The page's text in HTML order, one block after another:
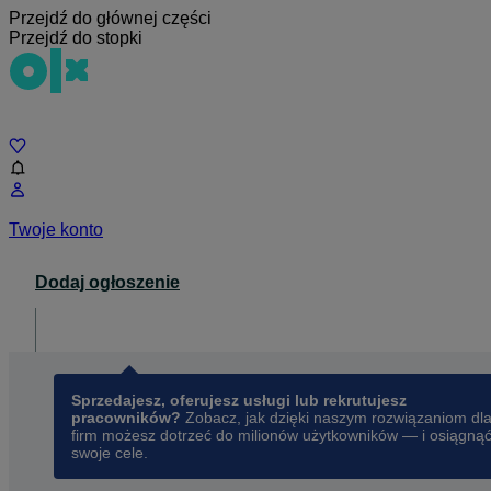
Przejdź do głównej części
Przejdź do stopki
Twoje konto
Dodaj ogłoszenie
Sprzedajesz, oferujesz usługi lub rekrutujesz
pracowników? Zobacz, jak dzięki naszym rozwiązaniom dla
firm możesz dotrzeć do milionów użytkowników — i osiągnąć
swoje cele.